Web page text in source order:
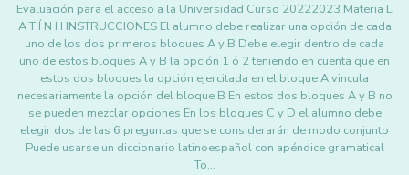
Evaluación para el acceso a la Universidad Curso 20222023 Materia L
A T Í N I I INSTRUCCIONES El alumno debe realizar una opción de cada
uno de los dos primeros bloques A y B Debe elegir dentro de cada
uno de estos bloques A y B la opción 1 ó 2 teniendo en cuenta que en
estos dos bloques la opción ejercitada en el bloque A vincula
necesariamente la opción del bloque B En estos dos bloques A y B no
se pueden mezclar opciones En los bloques C y D el alumno debe
elegir dos de las 6 preguntas que se considerarán de modo conjunto
Puede usarse un diccionario latinoespañol con apéndice gramatical
To…